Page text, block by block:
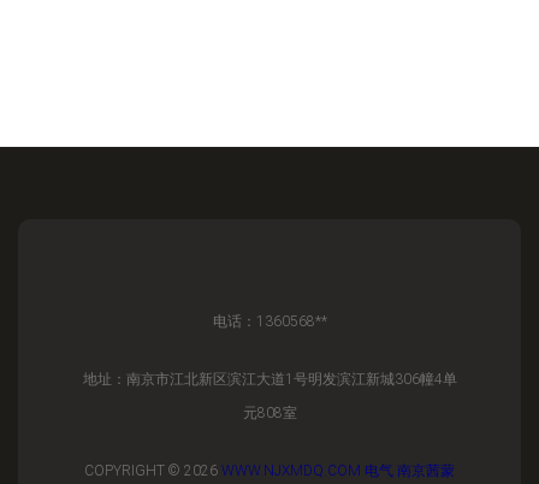
电话：1360568**
地址：南京市江北新区滨江大道1号明发滨江新城306幢4单
元808室
COPYRIGHT © 2026 WWW.NJXMDQ.COM 电气 南京茜蒙